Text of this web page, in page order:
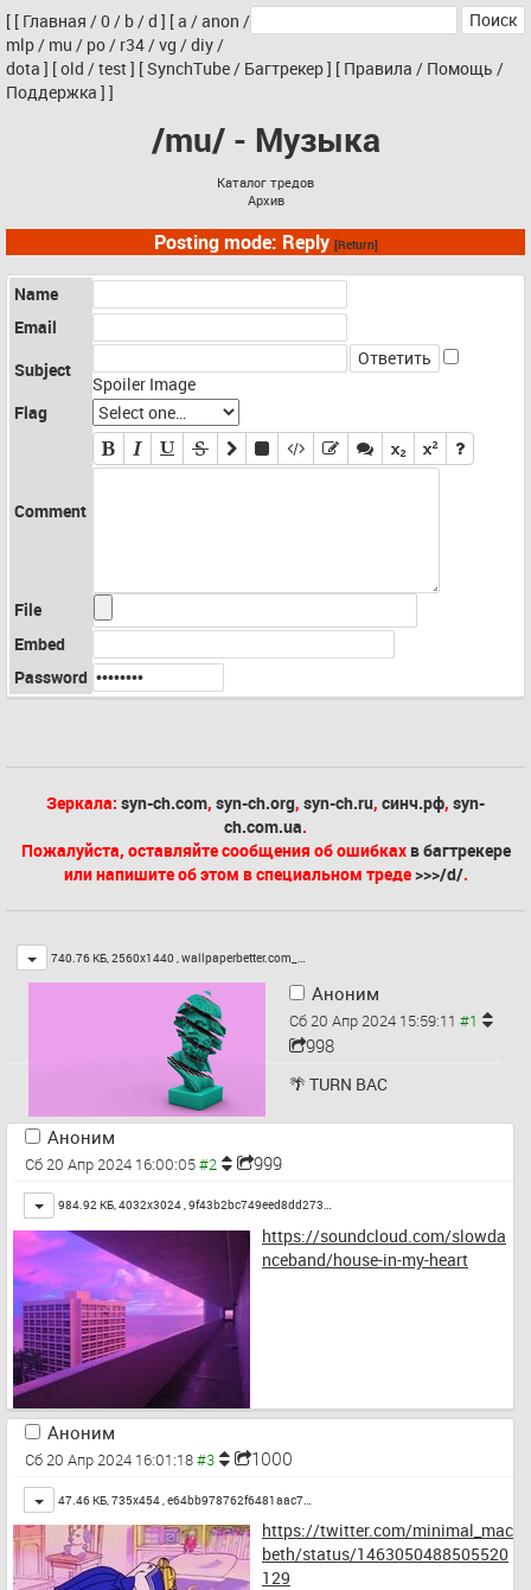
[ [ Главная /0 / b/d ] [a /anon /
mlp/ mu / po/ r34/vg /diy/
dota ] [old /test] [SynchTube/ Багтрекер] [ Правила / Помощь /
Поддержка ] ]
/mu/ - Музыка
Каталог тредов
Архив
Posting mode: Reply [Return]
Name
Email
Subject
Spoiler Image
Flag
Comment
File
Embed
Password
Зеркала: syn-ch.com, syn-ch.org, syn-ch.ru, синч.рф, syn-
ch.com.ua.
Пожалуйста, оставляйте сообщения об ошибках в багтрекере
или напишите об этом в специальном треде>>>/d/.
Toggle
740.76 КБ, 2560x1440 ,wallpaperbetter.com_…
Аноним
Сб 20 Апр 2024 15:59:11
998
🌴 TURN BAC
Аноним
Сб 20 Апр 2024 16:00:05 999
Toggle
984.92 КБ, 4032x3024 ,9f43b2bc749eed8dd273…
https://soundcloud.com/slowda
nceband/house-in-my-heart
Аноним
Сб 20 Апр 2024 16:01:18 1000
Toggle
47.46 КБ, 735x454 , e64bb978762f6481aac7…
https://twitter.com/minimal_mac
beth/status/1463050488505520
129